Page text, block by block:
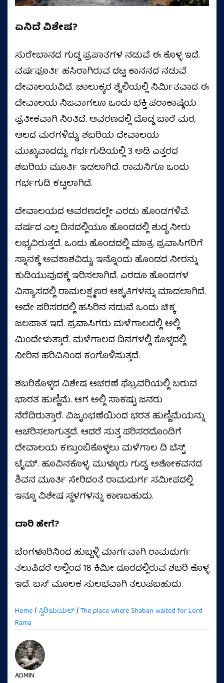
ಏನಿದೆ ವಿಶೇಷ?
ಸುರೇಬಾನದ ಗುಡ್ಡ ಪ್ರಪಾತಗಳ ನಡುವೆ ಈ ಕೊಳ್ಳ ಇದೆ.
ವರ್ಷಪೂರ್ತಿ ಹಸಿರಾಗಿರುವ ದಟ್ಟ ಕಾನನದ ನಡುವೆ
ದೇವಾಲಯವಿದೆ. ಚಾಲುಕ್ಯರ ಶೈಲಿಯಲ್ಲಿ ನಿರ್ಮಿತವಾದ ಈ
ದೇವಾಲಯ ನಿಜವಾಗಲೂ ಒಂದು ಭಕ್ತಿ ಪರಾಕಾಷ್ಠೆಯ
ಪ್ರತೀಕವಾಗಿ ನಿಂತಿದೆ. ಆವರಣದಲ್ಲಿ ದೊಡ್ಡ ಬಾರೆ ಮರ,
ಆಲದ ಮರಗಳಿದ್ದು, ಶಬರಿಯ ದೇವಾಲಯ
ಮುಖ್ಯವಾದದ್ದು. ಗರ್ಭಗುಡಿಯಲ್ಲಿ 3 ಅಡಿ ಎತ್ತರದ
ಶಬರಿಯ ಮೂರ್ತಿ ಇಡಲಾಗಿದೆ. ರಾಮನಿಗೂ ಒಂದು
ಗರ್ಭಗುಡಿ ಕಟ್ಟಲಾಗಿದೆ.
ದೇವಾಲಯದ ಆವರಣದಲ್ಲೇ ಎರಡು ಹೊಂಡಗಳಿವೆ.
ವರ್ಷದ ಎಲ್ಲ ದಿನದಲ್ಲಿಯೂ ಹೊಂಡದಲ್ಲಿ ಶುದ್ಧ ನೀರು
ಲಭ್ಯವಿರುತ್ತದೆ. ಒಂದು ಹೊಂಡದಲ್ಲಿ ಮಾತ್ರ ಪ್ರವಾಸಿಗರಿಗೆ
ಸ್ನಾನಕ್ಕೆ ಅವಕಾಶವಿದ್ದು, ಇನ್ನೊಂದು ಹೊಂಡದ ನೀರನ್ನು
ಕುಡಿಯುವುದಕ್ಕೆ ಇರಿಸಲಾಗಿದೆ. ಎರಡೂ ಹೊಂಡಗಳ
ವಿನ್ಯಾಸದಲ್ಲಿ ರಾಮಲಕ್ಷ್ಮಣರ ಆಕೃತಿಗಳನ್ನು ಮಾಡಲಾಗಿದೆ.
ಅದೇ ಪರಿಸರದಲ್ಲಿ ಹಸಿರಿನ ನಡುವೆ ಒಂದು ಚಿಕ್ಕ
ಜಲಪಾತ ಇದೆ. ಪ್ರವಾಸಿಗರು ಮಳೆಗಾಲದಲ್ಲಿ ಅಲ್ಲಿ
ಮಿಂದೇಳುತ್ತಾರೆ. ಮಳೆಗಾಲದ ದಿನಗಳಲ್ಲಿ ಕೊಳ್ಳದಲ್ಲಿ
ನೀರಿನ ಹರಿವಿನಿಂದ ಕಂಗೊಳಿಸುತ್ತದೆ.
ಶಬರಿಕೊಳ್ಳದ ವಿಶೇಷ ಆಚರಣೆ ಫೆಬ್ರವರಿಯಲ್ಲಿ ಬರುವ
ಭಾರತ ಹುಣ್ಣಿಮೆ. ಆಗ ಅಲ್ಲಿ ಸಾಕಷ್ಟು ಜನರು
ನೆರೆದಿರುತ್ತಾರೆ. ವಿಜೃಂಭಣೆಯಿಂದ ಭರತ ಹುಣ್ಣಿಮೆಯನ್ನು
ಆಚರಿಸಲಾಗುತ್ತದೆ. ಆದರೆ ಸುತ್ತ ಪರಿಸರದೊಂದಿಗೆ
ದೇವಾಲಯ ಕಣ್ತುಂಬಿಕೊಳ್ಳಲು ಮಳೆಗಾಲ ದಿ ಬೆಸ್ಟ್‌
ಟೈಮ್‌. ಹೂವಿನಕೊಳ್ಳ, ಮುಳ್ಳೂರು ಗುಡ್ಡ, ಅಶೋಕವನದ
ಶಿವನ ಮೂರ್ತಿ ಸೇರಿದಂತೆ ರಾಮದುರ್ಗ ಸಮೀಪದಲ್ಲಿ
ಇನ್ನೂ ವಿಶೇಷ ಸ್ಥಳಗಳನ್ನು ಕಾಣಬಹುದು.
ದಾರಿ ಹೇಗೆ?
ಬೆಂಗಳೂರಿನಿಂದ ಹುಬ್ಬಳ್ಳಿ ಮಾರ್ಗವಾಗಿ ರಾಮದುರ್ಗ
ತಲುಪಿದರೆ ಅಲ್ಲಿಂದ 18 ಕಿಮೀ ದೂರದಲ್ಲಿರುವ ಶಬರಿ ಕೊಳ್ಳ
ಇದೆ. ಬಸ್ ಮೂಲಕ ಸುಲಭವಾಗಿ ತಲುಪಬಹುದು.
Home/ಸ್ಪಿರಿಚುಯಲ್/The place where Shabari waited for Lord
Rama
ADMIN